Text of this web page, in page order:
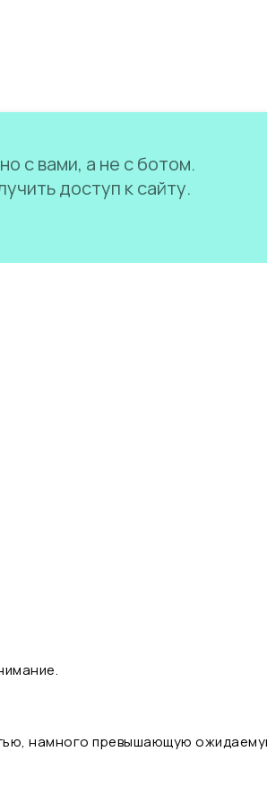
с вами, а не с ботом.
доступ к сайту.
намного превышающую